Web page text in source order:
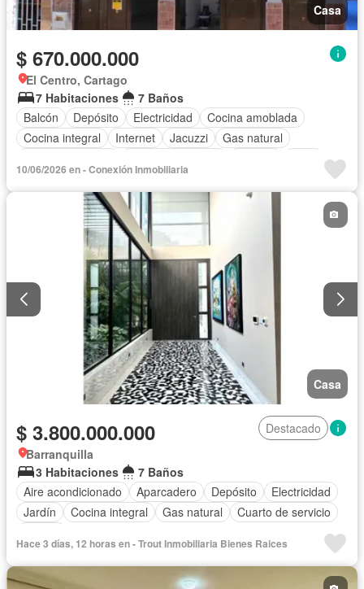
Casa
$ 670.000.000
El Centro, Cartago
7 Habitaciones
7 Baños
Balcón
Depósito Electricidad
Cocina amoblada
Cocina integral
Internet Jacuzzi
Gas natural
Tanque de agua
Patio Área infantil
Acceso para personas con discapacidad
Jardín
Estudio
Seguridad privada
Wifi
10/06/2026 en - Conexión Inmobiliaria
Casa
$ 3.800.000.000
Destacado
Barranquilla
3 Habitaciones
7 Baños
Aire acondicionado
Aparcadero Depósito
Electricidad
Jardín
Cocina integral Gas natural
Cuarto de servicio
Hace 3 días, 12 horas en - Trout Inmobiliaria Bienes Raices